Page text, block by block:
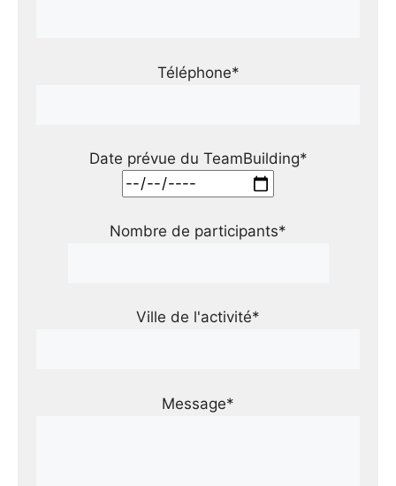
Téléphone*
Date prévue du TeamBuilding*
Nombre de participants*
Ville de l'activité*
Message*